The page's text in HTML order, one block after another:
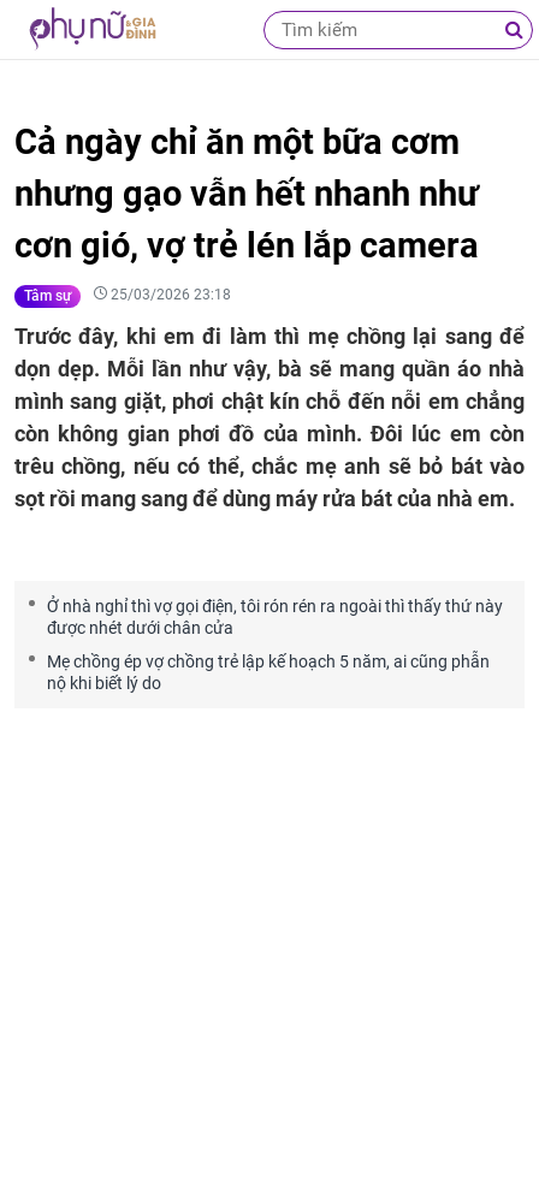
Cả ngày chỉ ăn một bữa cơm
nhưng gạo vẫn hết nhanh như
cơn gió, vợ trẻ lén lắp camera
Tâm sự 25/03/2026 23:18
Trước đây, khi em đi làm thì mẹ chồng lại sang để
dọn dẹp. Mỗi lần như vậy, bà sẽ mang quần áo nhà
mình sang giặt, phơi chật kín chỗ đến nỗi em chẳng
còn không gian phơi đồ của mình. Đôi lúc em còn
trêu chồng, nếu có thể, chắc mẹ anh sẽ bỏ bát vào
sọt rồi mang sang để dùng máy rửa bát của nhà em.
Ở nhà nghỉ thì vợ gọi điện, tôi rón rén ra ngoài thì thấy thứ này
được nhét dưới chân cửa
Mẹ chồng ép vợ chồng trẻ lập kế hoạch 5 năm, ai cũng phẫn
nộ khi biết lý do